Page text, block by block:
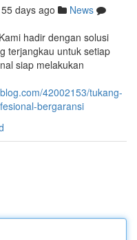
55 days ago
News
hadir dengan solusi
terjangkau untuk setiap
siap melakukan
42002153/tukang-
bergaransi